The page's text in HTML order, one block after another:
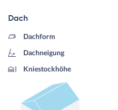
Dach
Dachform
Dachneigung
Kniestockhöhe